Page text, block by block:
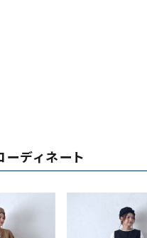
ディネート